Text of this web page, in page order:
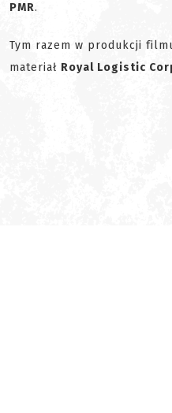
PMR.
Tym razem w produkcji
materiał Royal Logistic